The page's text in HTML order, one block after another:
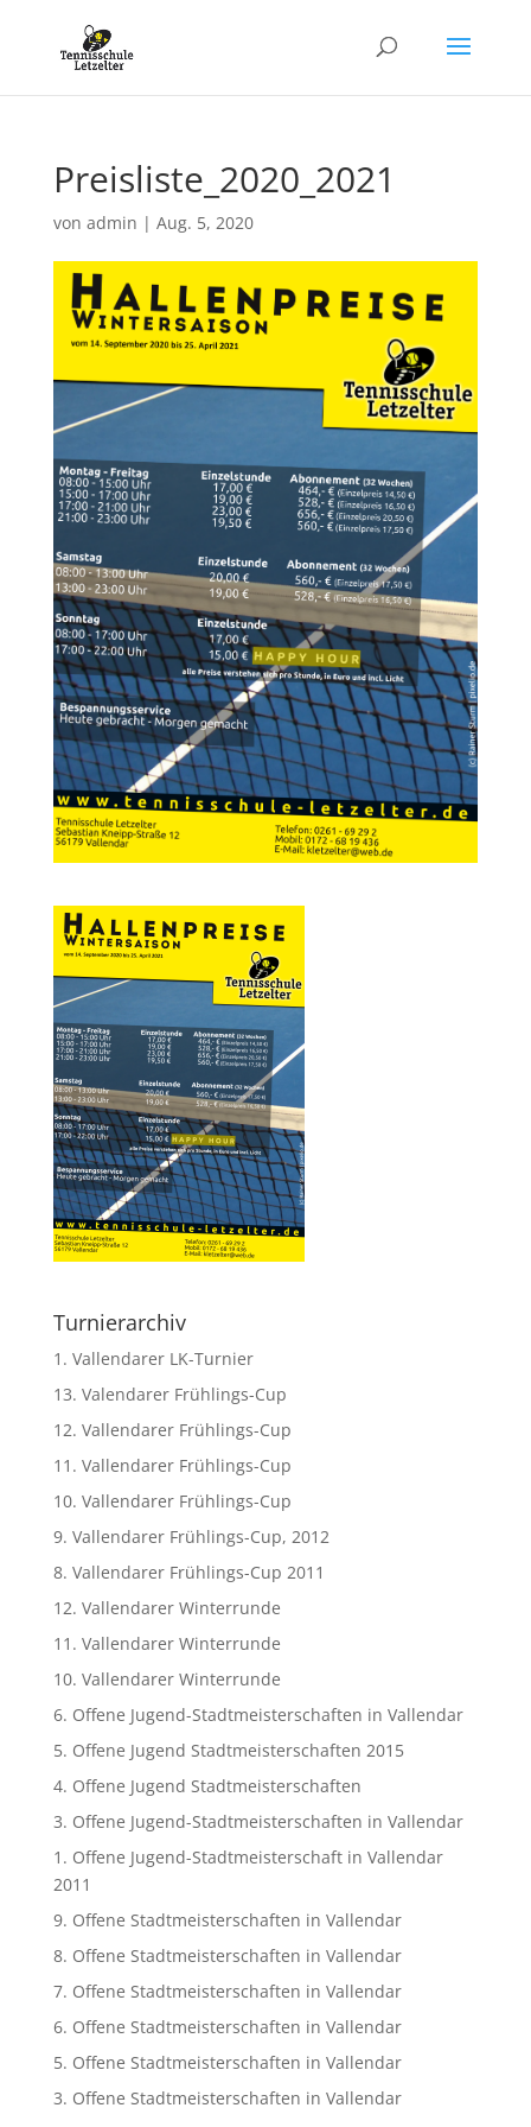
Preisliste_2020_2021
von admin | Aug. 5, 2020
Turnierarchiv
1. Vallendarer LK-Turnier
13. Valendarer Frühlings-Cup
12. Vallendarer Frühlings-Cup
11. Vallendarer Frühlings-Cup
10. Vallendarer Frühlings-Cup
9. Vallendarer Frühlings-Cup, 2012
8. Vallendarer Frühlings-Cup 2011
12. Vallendarer Winterrunde
11. Vallendarer Winterrunde
10. Vallendarer Winterrunde
6. Offene Jugend-Stadtmeisterschaften in Vallendar
5. Offene Jugend Stadtmeisterschaften 2015
4. Offene Jugend Stadtmeisterschaften
3. Offene Jugend-Stadtmeisterschaften in Vallendar
1. Offene Jugend-Stadtmeisterschaft in Vallendar
2011
9. Offene Stadtmeisterschaften in Vallendar
8. Offene Stadtmeisterschaften in Vallendar
7. Offene Stadtmeisterschaften in Vallendar
6. Offene Stadtmeisterschaften in Vallendar
5. Offene Stadtmeisterschaften in Vallendar
3. Offene Stadtmeisterschaften in Vallendar